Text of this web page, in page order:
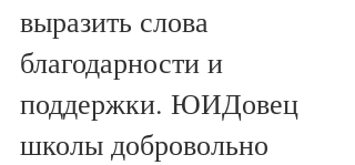
выразить слова
благодарности и
поддержки. ЮИДовец
школы добровольно